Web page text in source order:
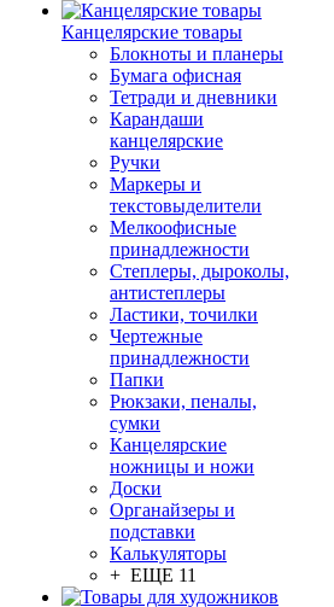
Канцелярские товары
Блокноты и планеры
Бумага офисная
Тетради и дневники
Карандаши
канцелярские
Ручки
Маркеры и
текстовыделители
Мелкоофисные
принадлежности
Степлеры, дыроколы,
антистеплеры
Ластики, точилки
Чертежные
принадлежности
Папки
Рюкзаки, пеналы,
сумки
Канцелярские
ножницы и ножи
Доски
Органайзеры и
подставки
Калькуляторы
+ ЕЩЕ 11